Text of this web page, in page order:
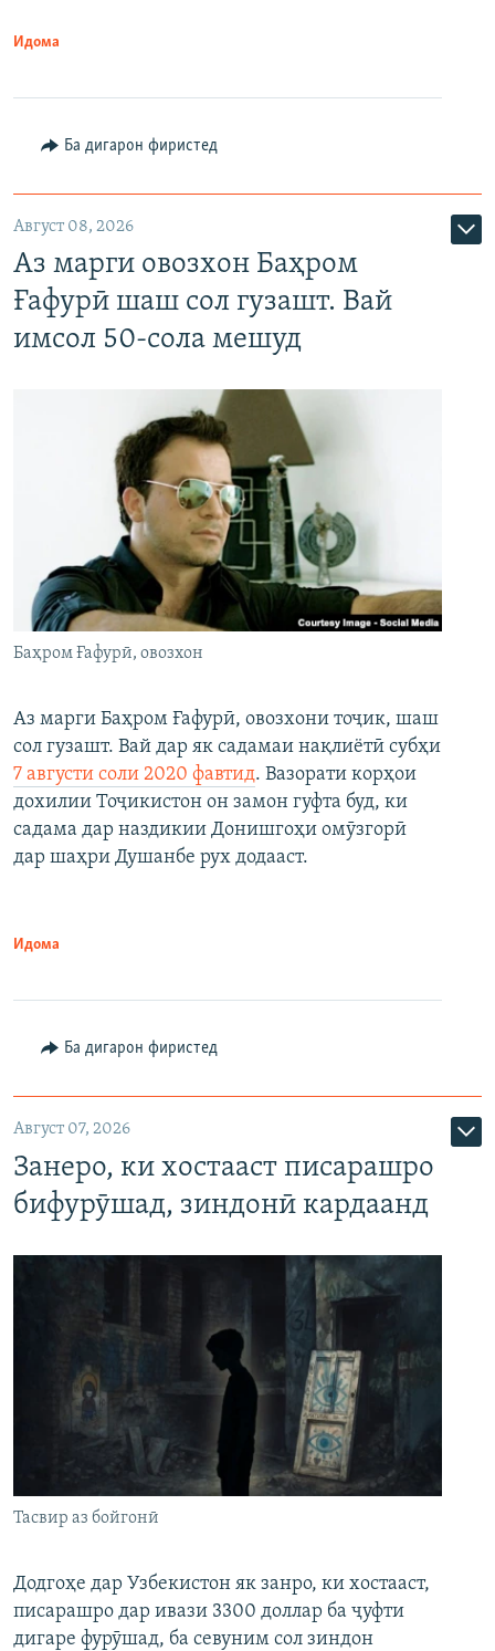
Идома
Ба дигарон фиристед
Август 08, 2026
Аз марги овозхон Баҳром
Ғафурӣ шаш сол гузашт. Вай
имсол 50-сола мешуд
Баҳром Ғафурӣ, овозхон
Аз марги Баҳром Ғафурӣ, овозхони тоҷик, шаш
сол гузашт. Вай дар як садамаи нақлиётӣ субҳи
7 августи соли 2020 фавтид. Вазорати корҳои
дохилии Тоҷикистон он замон гуфта буд, ки
садама дар наздикии Донишгоҳи омӯзгорӣ
дар шаҳри Душанбе рух додааст.
Идома
Ба дигарон фиристед
Август 07, 2026
Занеро, ки хостааст писарашро
бифурӯшад, зиндонӣ кардаанд
Тасвир аз бойгонӣ
Додгоҳе дар Узбекистон як занро, ки хостааст,
писарашро дар ивази 3300 доллар ба ҷуфти
дигаре фурӯшад, ба севуним сол зиндон